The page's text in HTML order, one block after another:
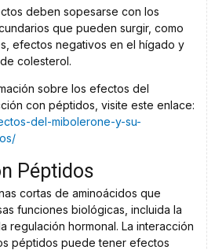
deben sopesarse con los
que pueden surgir, como
efectos negativos en el hígado y
colesterol.
sobre los efectos del
con péptidos, visite este enlace:
del-mibolerone-y-su-
Péptidos
cortas de aminoácidos que
funciones biológicas, incluida la
regulación hormonal. La interacción
péptidos puede tener efectos